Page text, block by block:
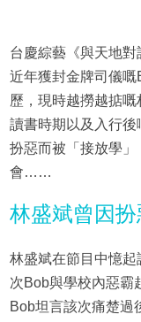
台慶綜藝《與天地對
近年獲封金牌司儀
歷，現時越撈越掂
讀書時期以及入行
扮惡而被「接放學
會……
林盛斌曾因扮
林盛斌在節目中憶
次Bob與學校內惡霸
Bob坦言該次痛楚過